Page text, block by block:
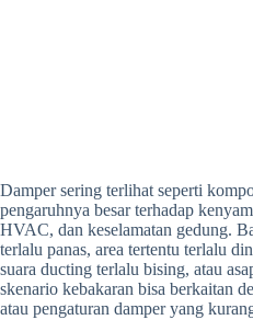
Damper sering terlihat seperti
pengaruhnya besar terhadap
HVAC, dan keselamatan gedung.
terlalu panas, area tertentu terlalu
suara ducting terlalu bising, atau
skenario kebakaran bisa berkaitan
atau pengaturan damper yang